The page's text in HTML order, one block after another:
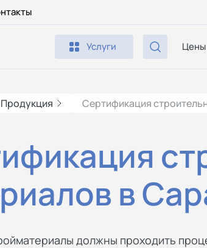
Услуги Цены
Продукция Сертификация
в
должны проходить